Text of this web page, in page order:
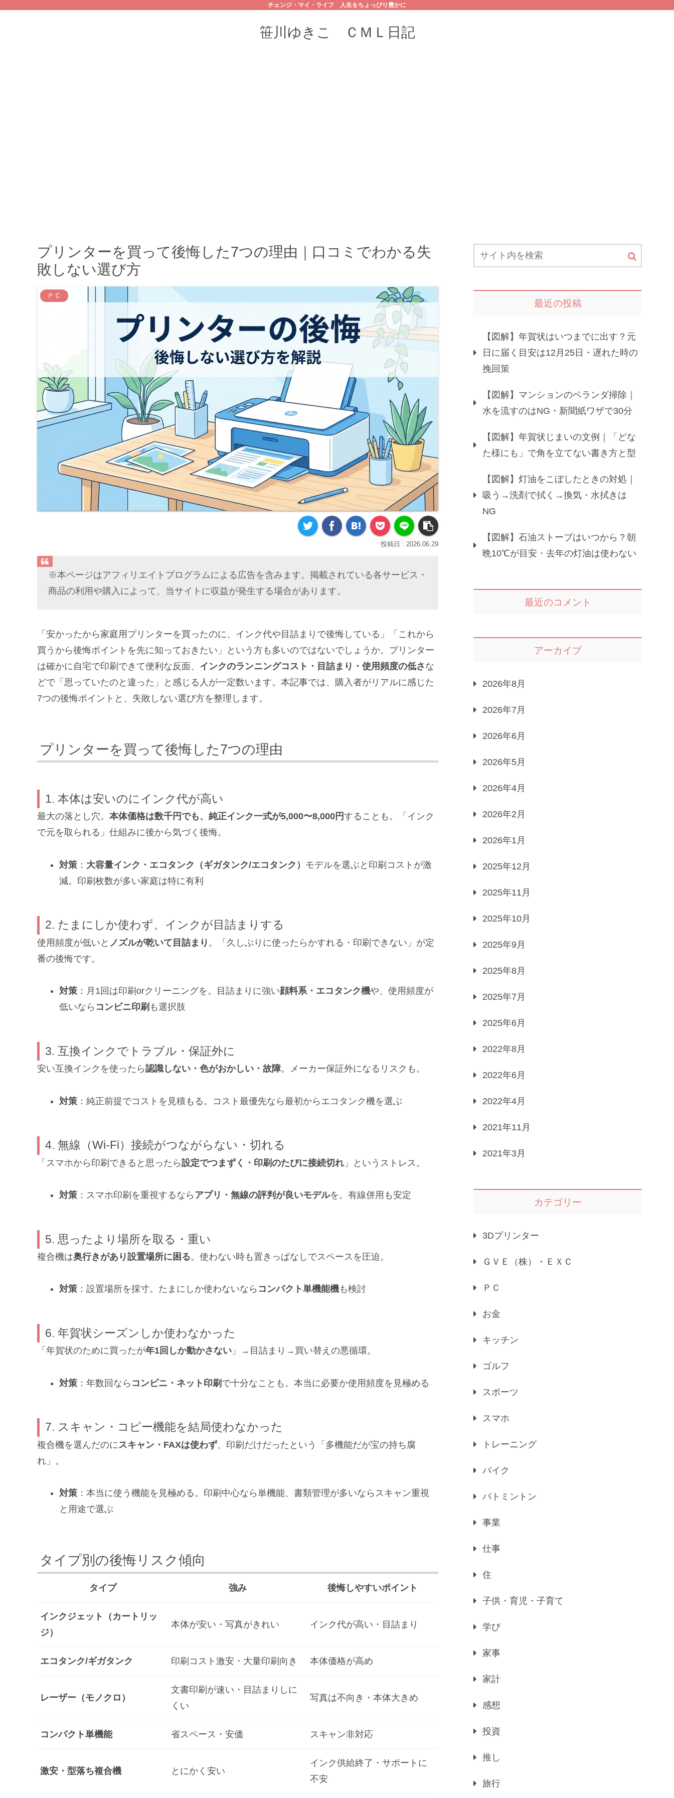
チェンジ・マイ・ライフ 人生をちょっぴり豊かに
笹川ゆきこ ＣＭＬ日記
プリンターを買って後悔した7つの理由｜口コミでわかる失
敗しない選び方
ＰＣ
2026.06.29
※本ページはアフィリエイトプログラムによる広告を含みます。掲載されている各サービス・
商品の利用や購入によって、当サイトに収益が発生する場合があります。
「安かったから家庭用プリンターを買ったのに、インク代や目詰まりで後悔している」「これから
買うから後悔ポイントを先に知っておきたい」という方も多いのではないでしょうか。プリンター
は確かに自宅で印刷できて便利な反面、 インクのランニングコスト・目詰まり・使用頻度の低さ な
どで「思っていたのと違った」と感じる人が一定数います。本記事では、購入者がリアルに感じた
7つの後悔ポイントと、失敗しない選び方を整理します。
プリンターを買って後悔した7つの理由
1. 本体は安いのにインク代が高い
最大の落とし穴。 本体価格は数千円でも、純正インク一式が5,000〜8,000円することも。「インク
で元を取られる」仕組みに後から気づく後悔。
対策： 大容量インク・エコタンク（ギガタンク/エコタンク） モデルを選ぶと印刷コストが激
減。印刷枚数が多い家庭は特に有利
2. たまにしか使わず、インクが目詰まりする
使用頻度が低いと ノズルが乾いて目詰まり 。「久しぶりに使ったらかすれる・印刷できない」が定
番の後悔です。
対策：月1回は印刷orクリーニングを。目詰まりに強い顔料系・エコタンク機や、使用頻度が
低いなら コンビニ印刷 も選択肢
3. 互換インクでトラブル・保証外に
安い互換インクを使ったら認識しない・色がおかしい・故障。メーカー保証外になるリスクも。
対策：純正前提でコストを見積もる。コスト最優先なら最初からエコタンク機を選ぶ
4. 無線（Wi-Fi）接続がつながらない・切れる
「スマホから印刷できると思ったら設定でつまずく・印刷のたびに接続切れ 」というストレス。
対策：スマホ印刷を重視するなら アプリ・無線の評判が良いモデルを。有線併用も安定
5. 思ったより場所を取る・重い
複合機は奥行きがあり設置場所に困る。使わない時も置きっぱなしでスペースを圧迫。
対策：設置場所を採寸。たまにしか使わないなら コンパクト単機能機も検討
6. 年賀状シーズンしか使わなかった
「年賀状のために買ったが年1回しか動かさない 」→目詰まり→買い替えの悪循環。
対策：年数回なら コンビニ・ネット印刷 で十分なことも。本当に必要か使用頻度を見極める
7. スキャン・コピー機能を結局使わなかった
複合機を選んだのに スキャン・FAXは使わず、印刷だけだったという「多機能だが宝の持ち腐
れ」。
対策：本当に使う機能を見極める。印刷中心なら単機能、書類管理が多いならスキャン重視
と用途で選ぶ
タイプ別の後悔リスク傾向
タイプ 強み 後悔しやすいポイント
インクジェット（カートリッ
ジ）
本体が安い・写真がきれい インク代が高い・目詰まり
エコタンク/ギガタンク 印刷コスト激安・大量印刷向き 本体価格が高め
レーザー（モノクロ）
文書印刷が速い・目詰まりしに
くい
写真は不向き・本体大きめ
コンパクト単機能 省スペース・安価 スキャン非対応
激安・型落ち複合機 とにかく安い
インク供給終了・サポートに
不安
最近の投稿
【図解】年賀状はいつまでに出す？元
日に届く目安は12月25日・遅れた時の
挽回策
【図解】マンションのベランダ掃除｜
水を流すのはNG・新聞紙ワザで30分
【図解】年賀状じまいの文例｜「どな
た様にも」で角を立てない書き方と型
【図解】灯油をこぼしたときの対処｜
吸う→洗剤で拭く→換気・水拭きは
NG
【図解】石油ストーブはいつから？朝
晩10℃が目安・去年の灯油は使わない
最近のコメント
アーカイブ
2026年8月
2026年7月
2026年6月
2026年5月
2026年4月
2026年2月
2026年1月
2025年12月
2025年11月
2025年10月
2025年9月
2025年8月
2025年7月
2025年6月
2022年8月
2022年6月
2022年4月
2021年11月
2021年3月
カテゴリー
3Dプリンター
ＧＶＥ（株）・ＥＸＣ
ＰＣ
お金
キッチン
ゴルフ
スポーツ
スマホ
トレーニング
バイク
バトミントン
事業
仕事
住
子供・育児・子育て
学び
家事
家計
感想
投資
推し
旅行